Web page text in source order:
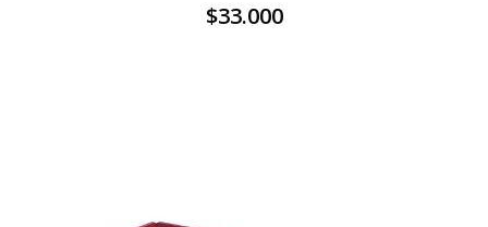
$33.000